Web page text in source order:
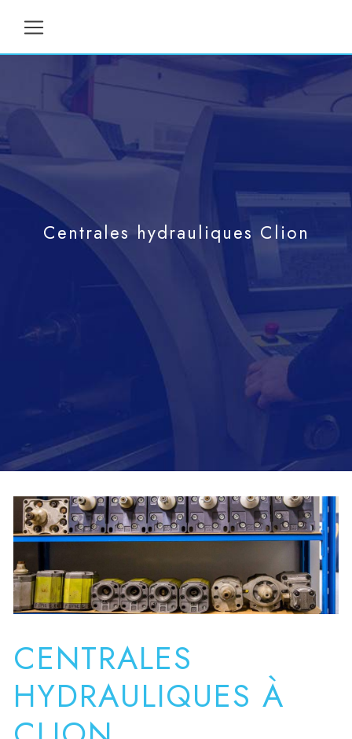
Centrales hydrauliques Clion
CENTRALES
HYDRAULIQUES À